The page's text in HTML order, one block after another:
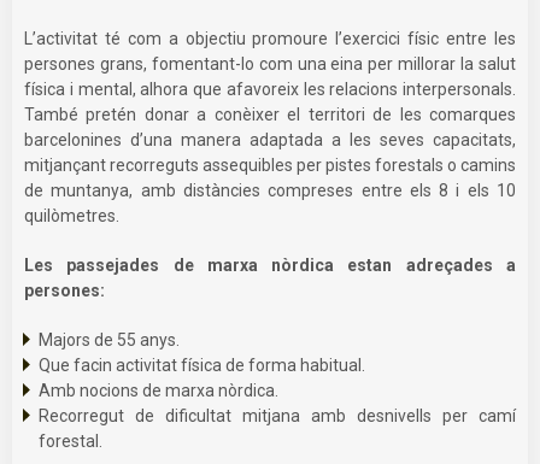
L’activitat té com a objectiu promoure l’exercici físic entre les
persones grans, fomentant-lo com una eina per millorar la salut
física i mental, alhora que afavoreix les relacions interpersonals.
També pretén donar a conèixer el territori de les comarques
barcelonines d’una manera adaptada a les seves capacitats,
mitjançant recorreguts assequibles per pistes forestals o camins
de muntanya, amb distàncies compreses entre els 8 i els 10
quilòmetres.
Les passejades de marxa nòrdica estan adreçades a
persones:
Majors de 55 anys.
Que facin activitat física de forma habitual.
Amb nocions de marxa nòrdica.
Recorregut de dificultat mitjana amb desnivells per camí
forestal.